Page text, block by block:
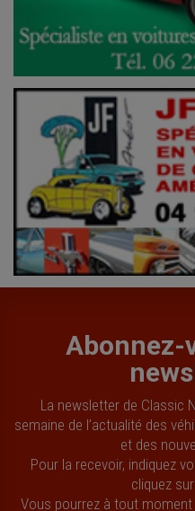
Abonnez-
La newsletter de Classic
semaine de l’actualité des
et des
Pour la recevoir, indiquez
cliquez sur
Vous pourrez à tout